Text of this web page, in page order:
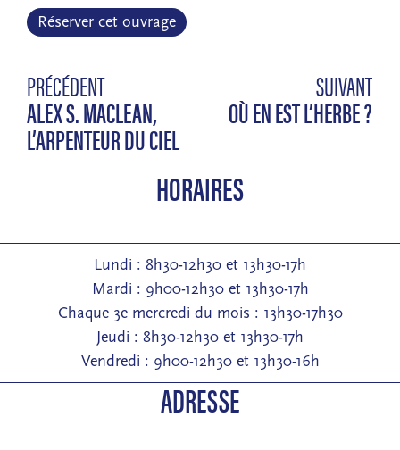
Réserver cet ouvrage
PRÉCÉDENT
ALEX S. MACLEAN,
L’ARPENTEUR DU CIEL
SUIVANT
OÙ EN EST L’HERBE ?
HORAIRES
Lundi : 8h30-12h30 et 13h30-17h
Mardi : 9h00-12h30 et 13h30-17h
Chaque 3e mercredi du mois : 13h30-17h30
Jeudi : 8h30-12h30 et 13h30-17h
Vendredi : 9h00-12h30 et 13h30-16h
ADRESSE